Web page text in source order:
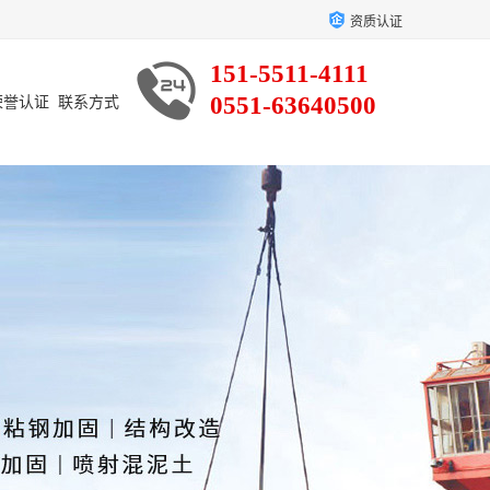
资质认证
151-5511-4111
0551-63640500
誉认证 联系方式